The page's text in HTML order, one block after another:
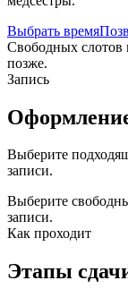
Выбрать время
Свободных слотов
позже.
Запись
Выберите
записи.
Выберите
записи.
Как проходит
Этапы